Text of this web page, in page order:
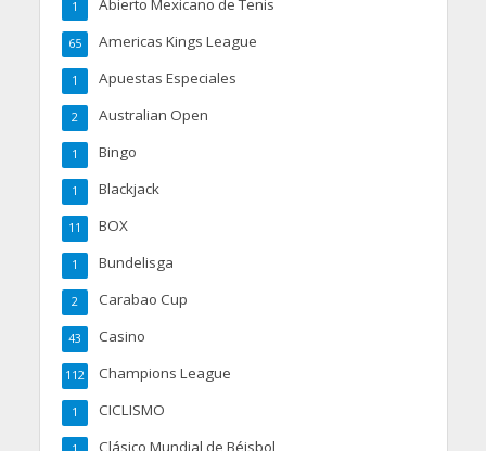
Abierto Mexicano de Tenis
1
Americas Kings League
65
Apuestas Especiales
1
Australian Open
2
Bingo
1
Blackjack
1
BOX
11
Bundelisga
1
Carabao Cup
2
Casino
43
Champions League
112
CICLISMO
1
Clásico Mundial de Béisbol